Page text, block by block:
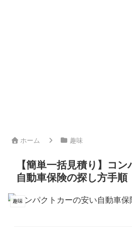
ホーム 趣味
【簡単一括見積り】コ
自動車保険の探し方手順
趣味